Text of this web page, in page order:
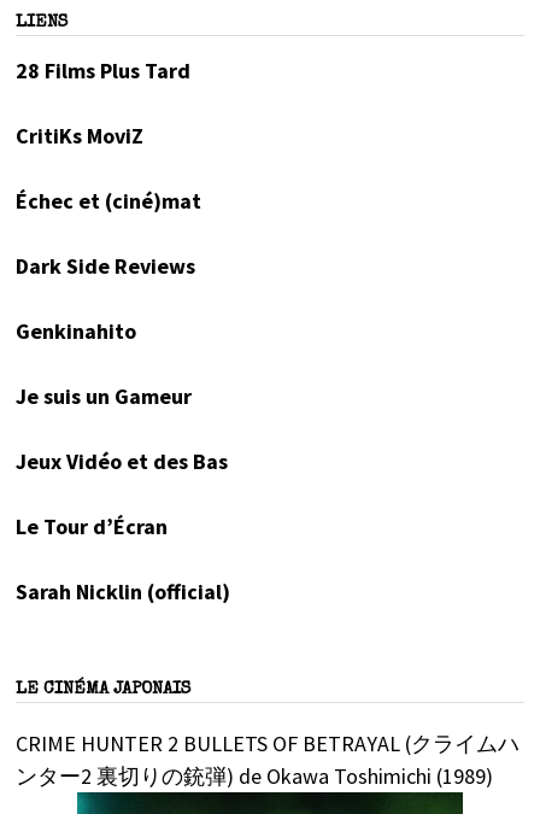
LIENS
28 Films Plus Tard
CritiKs MoviZ
Échec et (ciné)mat
Dark Side Reviews
Genkinahito
Je suis un Gameur
Jeux Vidéo et des Bas
Le Tour d’Écran
Sarah Nicklin (official)
LE CINÉMA JAPONAIS
CRIME HUNTER 2 BULLETS OF BETRAYAL (クライムハ
ンター2 裏切りの銃弾) de Okawa Toshimichi (1989)